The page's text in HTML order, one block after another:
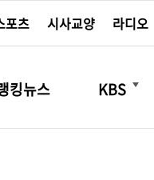
포츠 시사교양 라디오
킹뉴스 KBS
더보기